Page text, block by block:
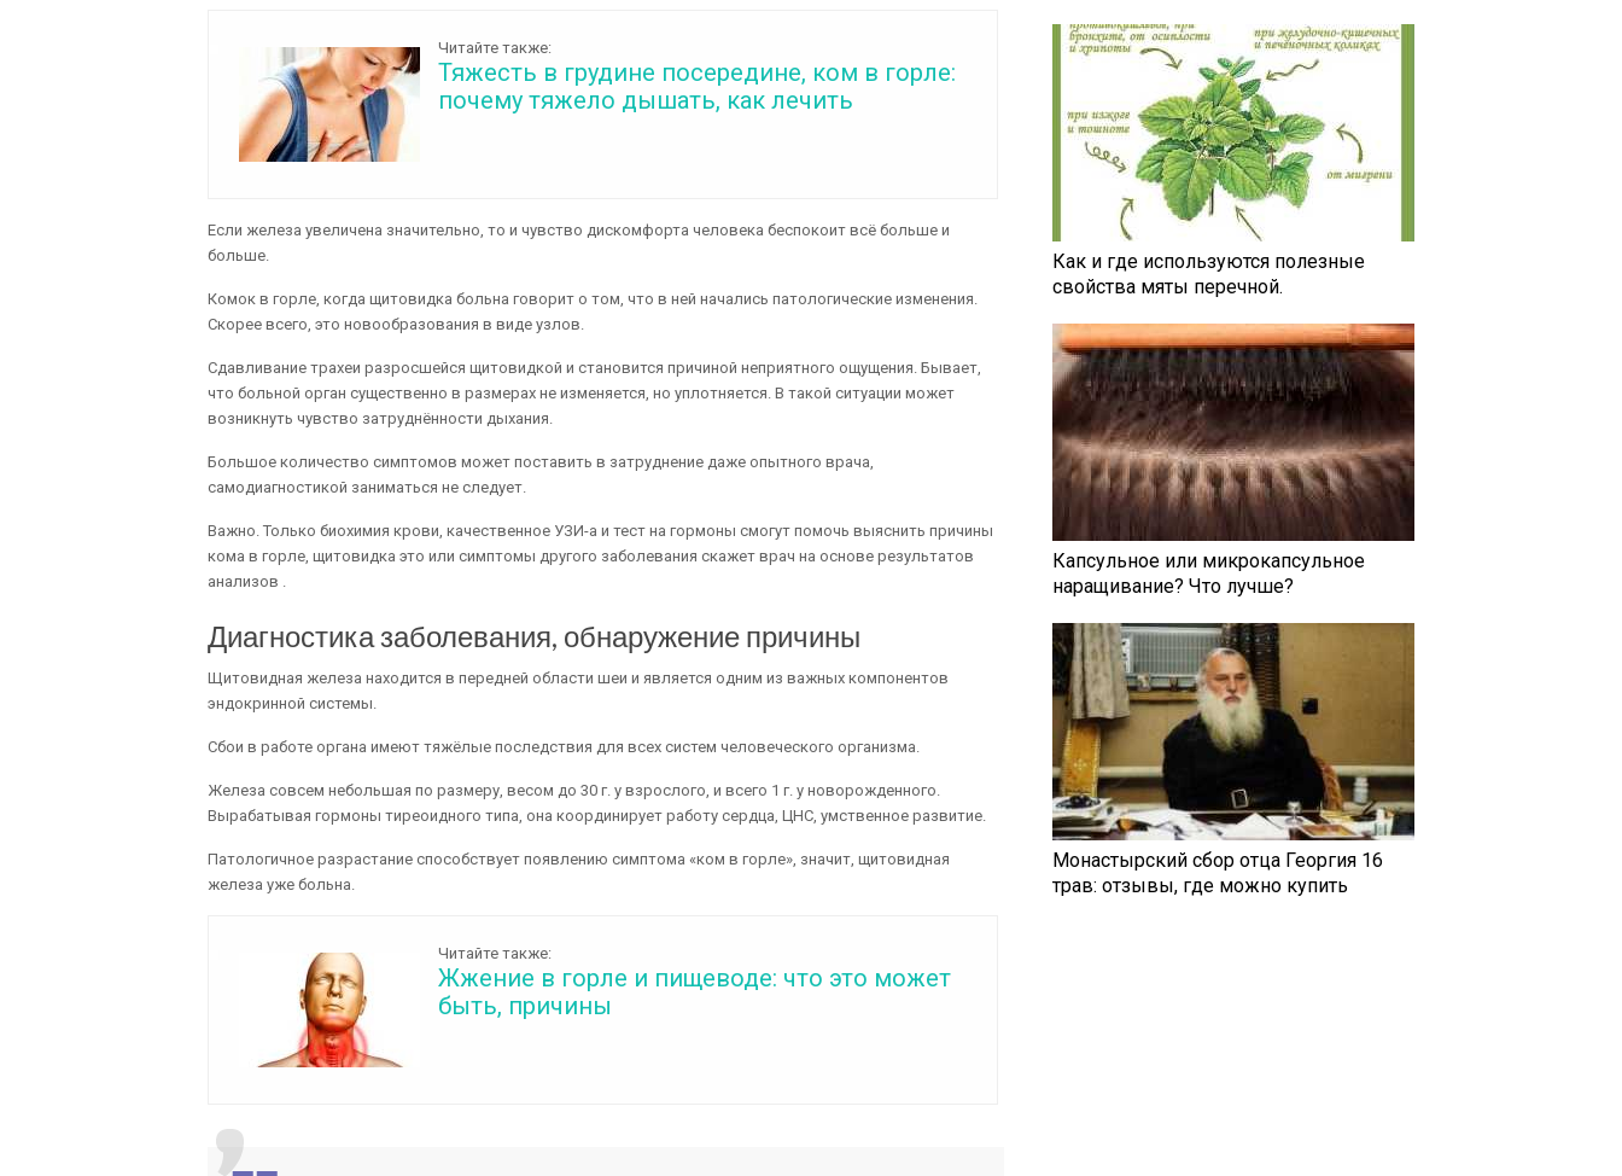
Читайте также:
Тяжесть в грудине посередине, ком в горле:
почему тяжело дышать, как лечить
Если железа увеличена значительно, то и чувство дискомфорта человека беспокоит всё больше и
больше.
Комок в горле, когда щитовидка больна говорит о том, что в ней начались патологические изменения.
Скорее всего, это новообразования в виде узлов.
Сдавливание трахеи разросшейся щитовидкой и становится причиной неприятного ощущения. Бывает,
что больной орган существенно в размерах не изменяется, но уплотняется. В такой ситуации может
возникнуть чувство затруднённости дыхания.
Большое количество симптомов может поставить в затруднение даже опытного врача,
самодиагностикой заниматься не следует.
Важно. Только биохимия крови, качественное УЗИ-а и тест на гормоны смогут помочь выяснить причины
кома в горле, щитовидка это или симптомы другого заболевания скажет врач на основе результатов
анализов .
Диагностика заболевания, обнаружение причины
Щитовидная железа находится в передней области шеи и является одним из важных компонентов
эндокринной системы.
Сбои в работе органа имеют тяжёлые последствия для всех систем человеческого организма.
Железа совсем небольшая по размеру, весом до 30 г. у взрослого, и всего 1 г. у новорожденного.
Вырабатывая гормоны тиреоидного типа, она координирует работу сердца, ЦНС, умственное развитие.
Патологичное разрастание способствует появлению симптома «ком в горле», значит, щитовидная
железа уже больна.
Читайте также:
Жжение в горле и пищеводе: что это может
быть, причины
Как и где используются полезные
свойства мяты перечной.
Капсульное или микрокапсульное
наращивание? Что лучше?
Монастырский сбор отца Георгия 16
трав: отзывы, где можно купить